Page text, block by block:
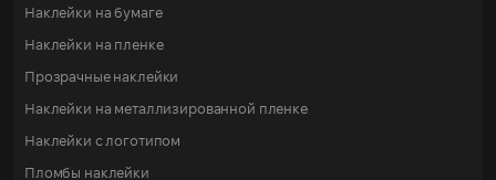
Наклейки на бумаге
Наклейки на пленке
Прозрачные наклейки
Наклейки на металлизированной пленке
Наклейки с логотипом
Пломбы наклейки